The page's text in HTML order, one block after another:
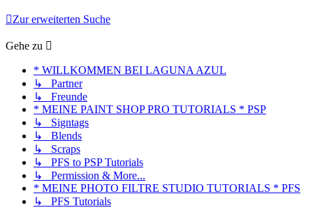
Zur erweiterten Suche
Gehe zu
* WILLKOMMEN BEI LAGUNA AZUL
↳ Partner
↳ Freunde
* MEINE PAINT SHOP PRO TUTORIALS * PSP
↳ Signtags
↳ Blends
↳ Scraps
↳ PFS to PSP Tutorials
↳ Permission & More...
* MEINE PHOTO FILTRE STUDIO TUTORIALS * PFS
↳ PFS Tutorials